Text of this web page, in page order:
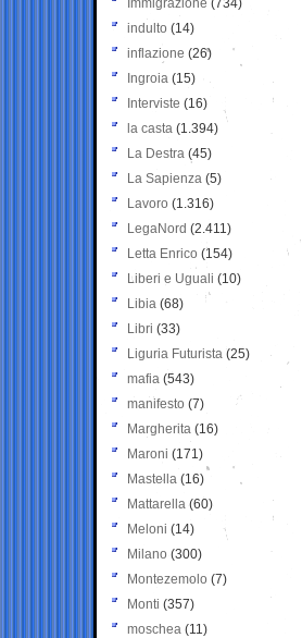
Immigrazione (734)
indulto (14)
inflazione (26)
Ingroia (15)
Interviste (16)
la casta (1.394)
La Destra (45)
La Sapienza (5)
Lavoro (1.316)
LegaNord (2.411)
Letta Enrico (154)
Liberi e Uguali (10)
Libia (68)
Libri (33)
Liguria Futurista (25)
mafia (543)
manifesto (7)
Margherita (16)
Maroni (171)
Mastella (16)
Mattarella (60)
Meloni (14)
Milano (300)
Montezemolo (7)
Monti (357)
moschea (11)